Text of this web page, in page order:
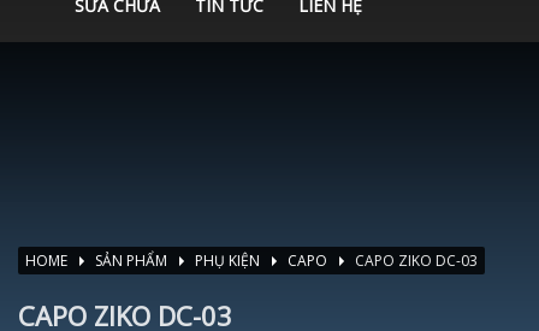
SỬA CHỮA
TIN TỨC LIÊN HỆ
HOME SẢN PHẨM PHỤ KIỆN CAPO CAPO ZIKO DC-03
CAPO ZIKO DC-03